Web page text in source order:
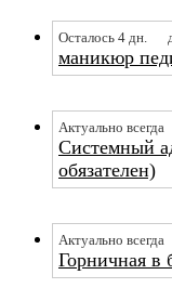
Осталось 4 дн.
маникюр
Актуально всегда
Системный
обязателен)
Актуально всегда
Горничная в